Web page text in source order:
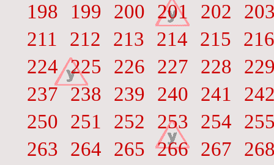
198
199 200 201 202
211
212 213 214 215
216
224 225 226 227 228
237
238 239 240 241
250
251 252 253 254
263
264 265 266 267